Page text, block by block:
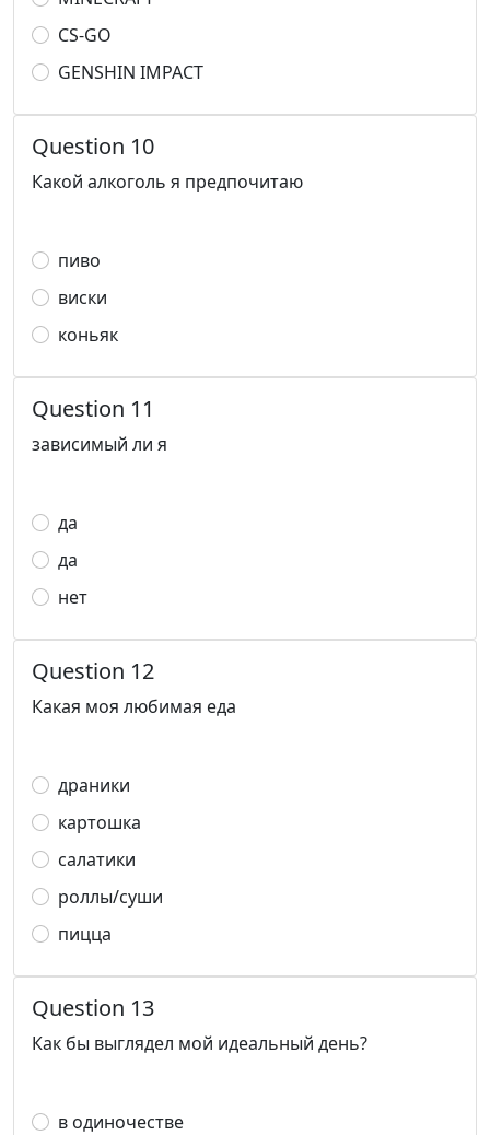
CS-GO
GENSHIN IMPACT
Question 10
Какой алкоголь я предпочитаю
пиво
виски
коньяк
Question 11
зависимый ли я
да
да
нет
Question 12
Какая моя любимая еда
драники
картошка
салатики
роллы/суши
пицца
Question 13
Как бы выглядел мой идеальный день?
в одиночестве